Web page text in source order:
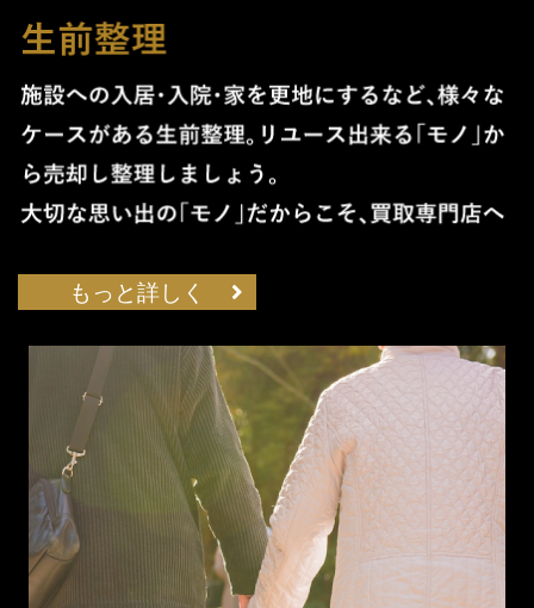
もっと詳しく